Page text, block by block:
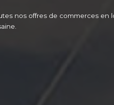
nos offres de commerces en